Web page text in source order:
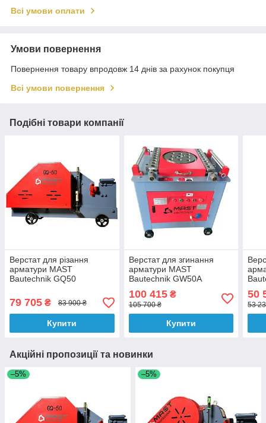
Всі умови оплати
Умови повернення
Повернення товару впродовж 14 днів за рахунок покупця
Всі умови повернення
Подібні товари компанії
Верстат для різання
арматури MAST
Bautechnik GQ50
79 705 ₴ 83 900 ₴
Купити
Верстат для згинання
арматури MAST
Bautechnik GW50A
(сталеві прути Ø до 50
мм)
100 415₴
105 700 ₴
Купити
50
53
Акційні пропозиції та новинки
–5% –5%